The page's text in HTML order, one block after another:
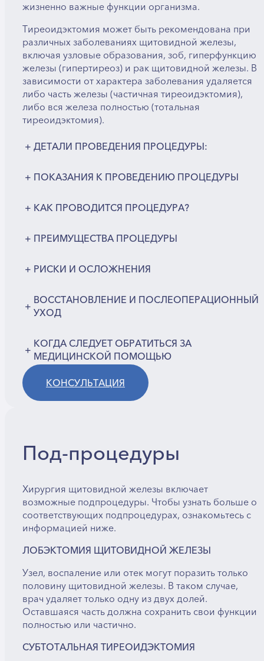
жизненно важные функции организма.
Тиреоидэктомия может быть рекомендована при
различных заболеваниях щитовидной железы,
включая узловые образования, зоб, гиперфункцию
железы (гипертиреоз) и рак щитовидной железы. В
зависимости от характера заболевания удаляется
либо часть железы (частичная тиреоидэктомия),
либо вся железа полностью (тотальная
тиреоидэктомия).
+ДЕТАЛИ ПРОВЕДЕНИЯ ПРОЦЕДУРЫ:
+ ПОКАЗАНИЯ К ПРОВЕДЕНИЮ ПРОЦЕДУРЫ
+ КАК ПРОВОДИТСЯ ПРОЦЕДУРА?
+ ПРЕИМУЩЕСТВА ПРОЦЕДУРЫ
+ РИСКИ И ОСЛОЖНЕНИЯ
+ ВОССТАНОВЛЕНИЕ И ПОСЛЕОПЕРАЦИОННЫЙ
УХОД
+ КОГДА СЛЕДУЕТ ОБРАТИТЬСЯ ЗА
МЕДИЦИНСКОЙ ПОМОЩЬЮ
КОНСУЛЬТАЦИЯ
Под-процедуры
Хирургия щитовидной железы включает
возможные подпроцедуры. Чтобы узнать больше о
соответствующих подпроцедурах, ознакомьтесь с
информацией ниже.
ЛОБЭКТОМИЯ ЩИТОВИДНОЙ ЖЕЛЕЗЫ
Узел, воспаление или отек могут поразить только
половину щитовидной железы. В таком случае,
врач удаляет только одну из двух долей.
Оставшаяся часть должна сохранить свои функции
полностью или частично.
СУБТОТАЛЬНАЯ ТИРЕОИДЭКТОМИЯ